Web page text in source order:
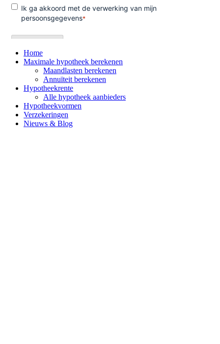
Home
Maximale hypotheek berekenen
Maandlasten berekenen
Annuïteit berekenen
Hypotheekrente
Alle hypotheek aanbieders
Hypotheekvormen
Verzekeringen
Nieuws & Blog